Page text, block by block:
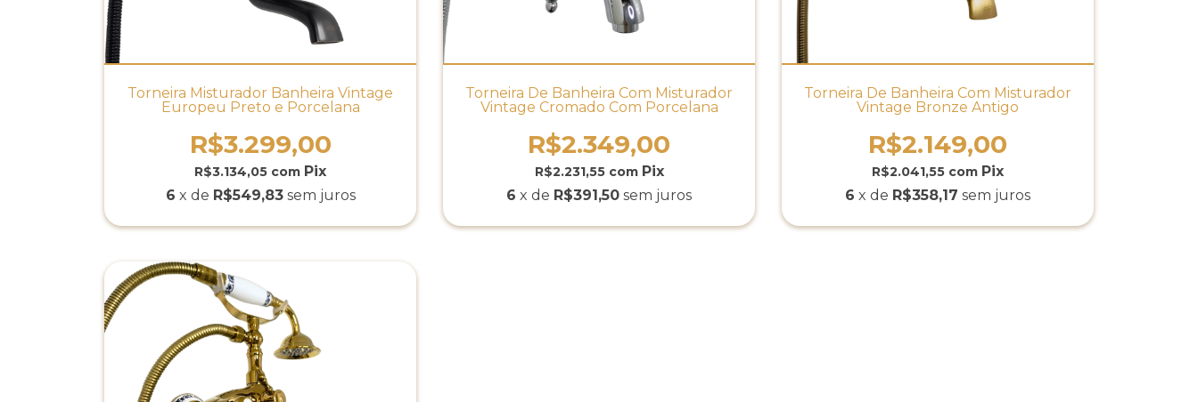
Torneira Misturador Banheira Vintage
Europeu Preto e Porcelana
R$3.299,00
R$3.134,05 com
6 x de R$549,83 sem juros
Torneira De Banheira Com Misturador
Vintage Cromado Com Porcelana
R$2.349,00
R$2.231,55 com
6 x de R$391,50 sem juros
Torneira De Banheira Com Misturador
Vintage Bronze Antigo
R$2.149,00
R$2.041,55 com
6 x de R$358,17 sem juros